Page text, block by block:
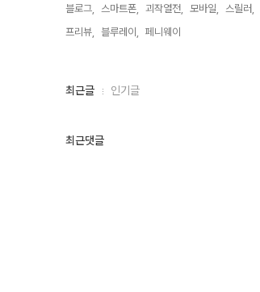
블로그,
스마트폰, 괴작열전, 모바일, 스릴러,
프리뷰,
블루레이, 페니웨이,
최
인
최근글 인기글
최근댓글